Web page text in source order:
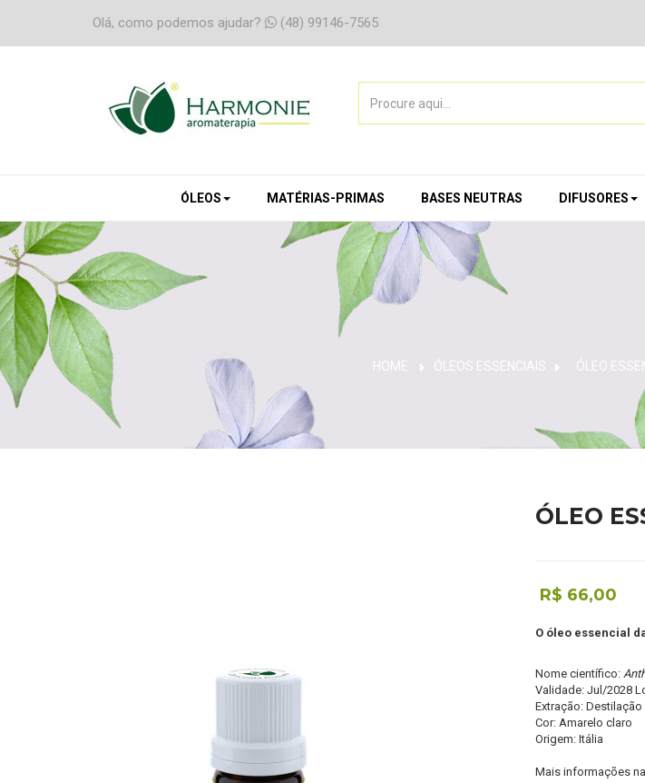
Olá, como podemos ajudar? (48) 99146-7565
ÓLEOS MATÉRIAS-PRIMAS BASES NEUTRAS DIFUSORES
HOME ÓLEOS ESSENCIAIS > ÓLEO
ÓLEO
R$ 66,00
O óleo essencial
Nome científico:
Validade: Jul/2028
Extração: Destilação
Cor: Amarelo claro
Origem: Itália
Mais informações